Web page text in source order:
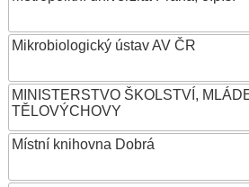
Mikrobiologický ústav AV ČR
MINISTERSTVO ŠKOLSTVÍ,
TĚLOVÝCHOVY
Místní knihovna Dobrá